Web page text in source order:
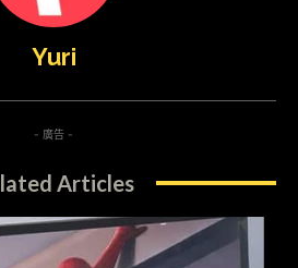
Yuri
- 廣告 -
Articles